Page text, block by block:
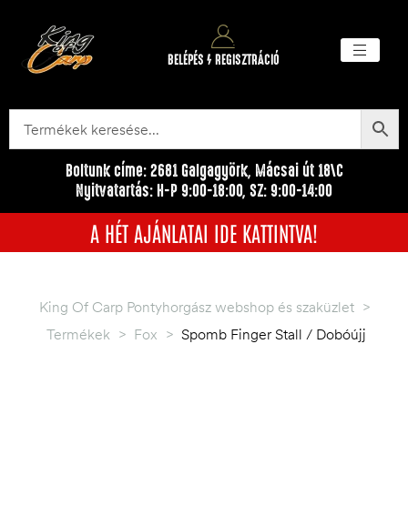
BELÉPÉS / REGISZTRÁCIÓ
Boltunk címe: 2681 Galgagyörk, Mácsai út 18\C
Nyitvatartás: H-P 9:00-18:00, SZ: 9:00-14:00
A HÉT AJÁNLATAI IDE KATTINTVA!
King Of Carp Pontyhorgász webshop és szaküzlet >
Termékek > Fox > Spomb Finger Stall / Dobóújj